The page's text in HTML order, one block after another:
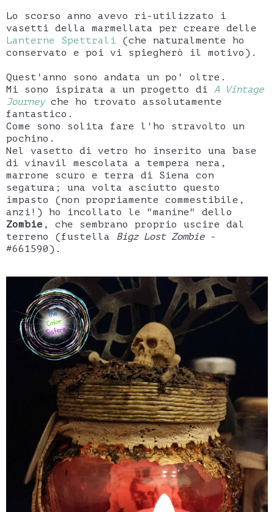
Lo scorso anno avevo ri-utilizzato i
vasetti della marmellata per creare delle
Lanterne Spettrali
(che naturalmente ho
conservato e poi vi spiegherò il motivo).
Quest'anno sono andata un po' oltre.
Mi sono ispirata a un progetto di A Vintage
Journeyche ho trovato assolutamente
fantastico.
Come sono solita fare l'ho stravolto un
pochino.
Nel vasetto di vetro ho inserito una base
di vinavil mescolata a tempera nera,
marrone scuro e terra di Siena con
segatura; una volta asciutto questo
impasto (non propriamente commestibile,
anzi!) ho incollato le "manine" dello
Zombie , che sembrano proprio uscire dal
terreno (fustella
Bigz Lost Zombie-
#661590).